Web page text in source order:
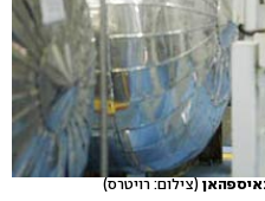
(צילום: רויטרס)